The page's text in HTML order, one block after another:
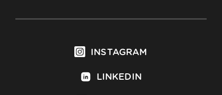
INSTAGRAM
LINKEDIN